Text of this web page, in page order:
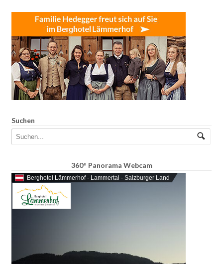
Suchen
360° Panorama Webcam
Berghotel Lämmerhof - Lammertal - Salzburger Land